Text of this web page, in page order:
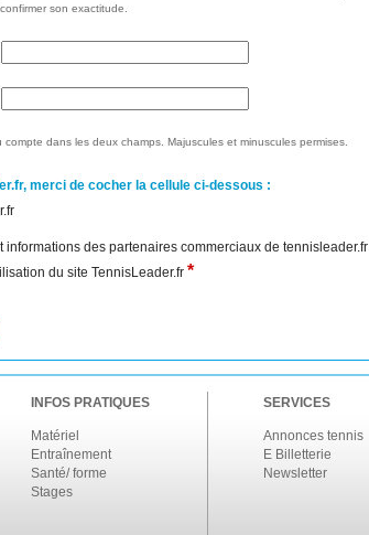
son exactitude.
dans les deux champs. Majuscules et minuscules permises.
merci de cocher la cellule ci-dessous :
informations des partenaires commerciaux de tennisleader.fr
du site TennisLeader.fr *
INFOS PRATIQUES
Matériel
Entraînement
Santé/ forme
Stages
SERVICES
Annonces tennis
E Billetterie
Newsletter